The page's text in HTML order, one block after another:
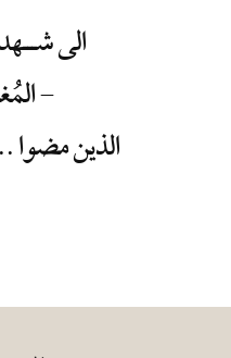
الى
- المُغرر بهم -
الذين مضوا